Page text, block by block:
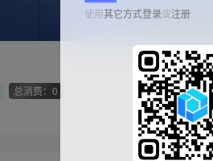
总消费：0
使用其它方式登录或注册